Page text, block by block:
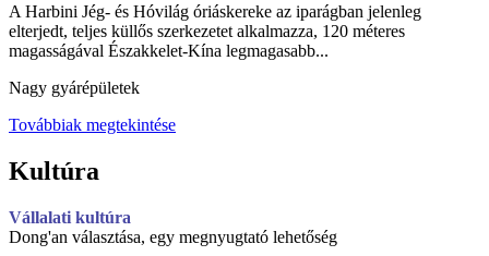
A Harbini Jég- és Hóvilág óriáskereke az iparágban jelenleg
elterjedt, teljes küllős szerkezetet alkalmazza, 120 méteres
magasságával Északkelet-Kína legmagasabb...
Nagy gyárépületek
Továbbiak megtekintése
Kultúra
Vállalati kultúra
Dong'an választása, egy megnyugtató lehetőség